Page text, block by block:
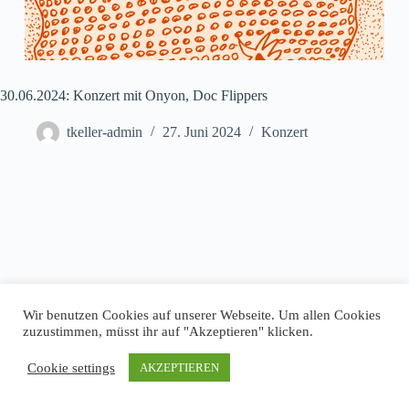
30.06.2024: Konzert mit Onyon, Doc Flippers
tkeller-admin 27. Juni 2024 Konzert
Impressum
Wir benutzen Cookies auf unserer Webseite. Um allen Cookies
zuzustimmen, müsst ihr auf "Akzeptieren" klicken.
Cookie settings AKZEPTIEREN